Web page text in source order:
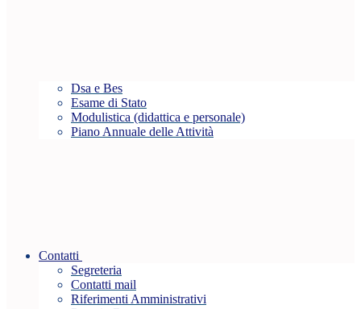
Dsa e Bes
Esame di Stato
Modulistica (didattica e personale)
Piano Annuale delle Attività
Contatti
Segreteria
Contatti mail
Riferimenti Amministrativi